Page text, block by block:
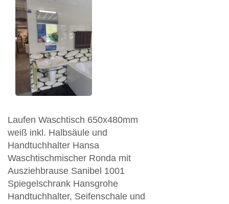
Laufen Waschtisch 650x480mm
weiß inkl. Halbsäule und
Handtuchhalter Hansa
Waschtischmischer Ronda mit
Ausziehbrause Sanibel 1001
Spiegelschrank Hansgrohe
Handtuchhalter, Seifenschale und